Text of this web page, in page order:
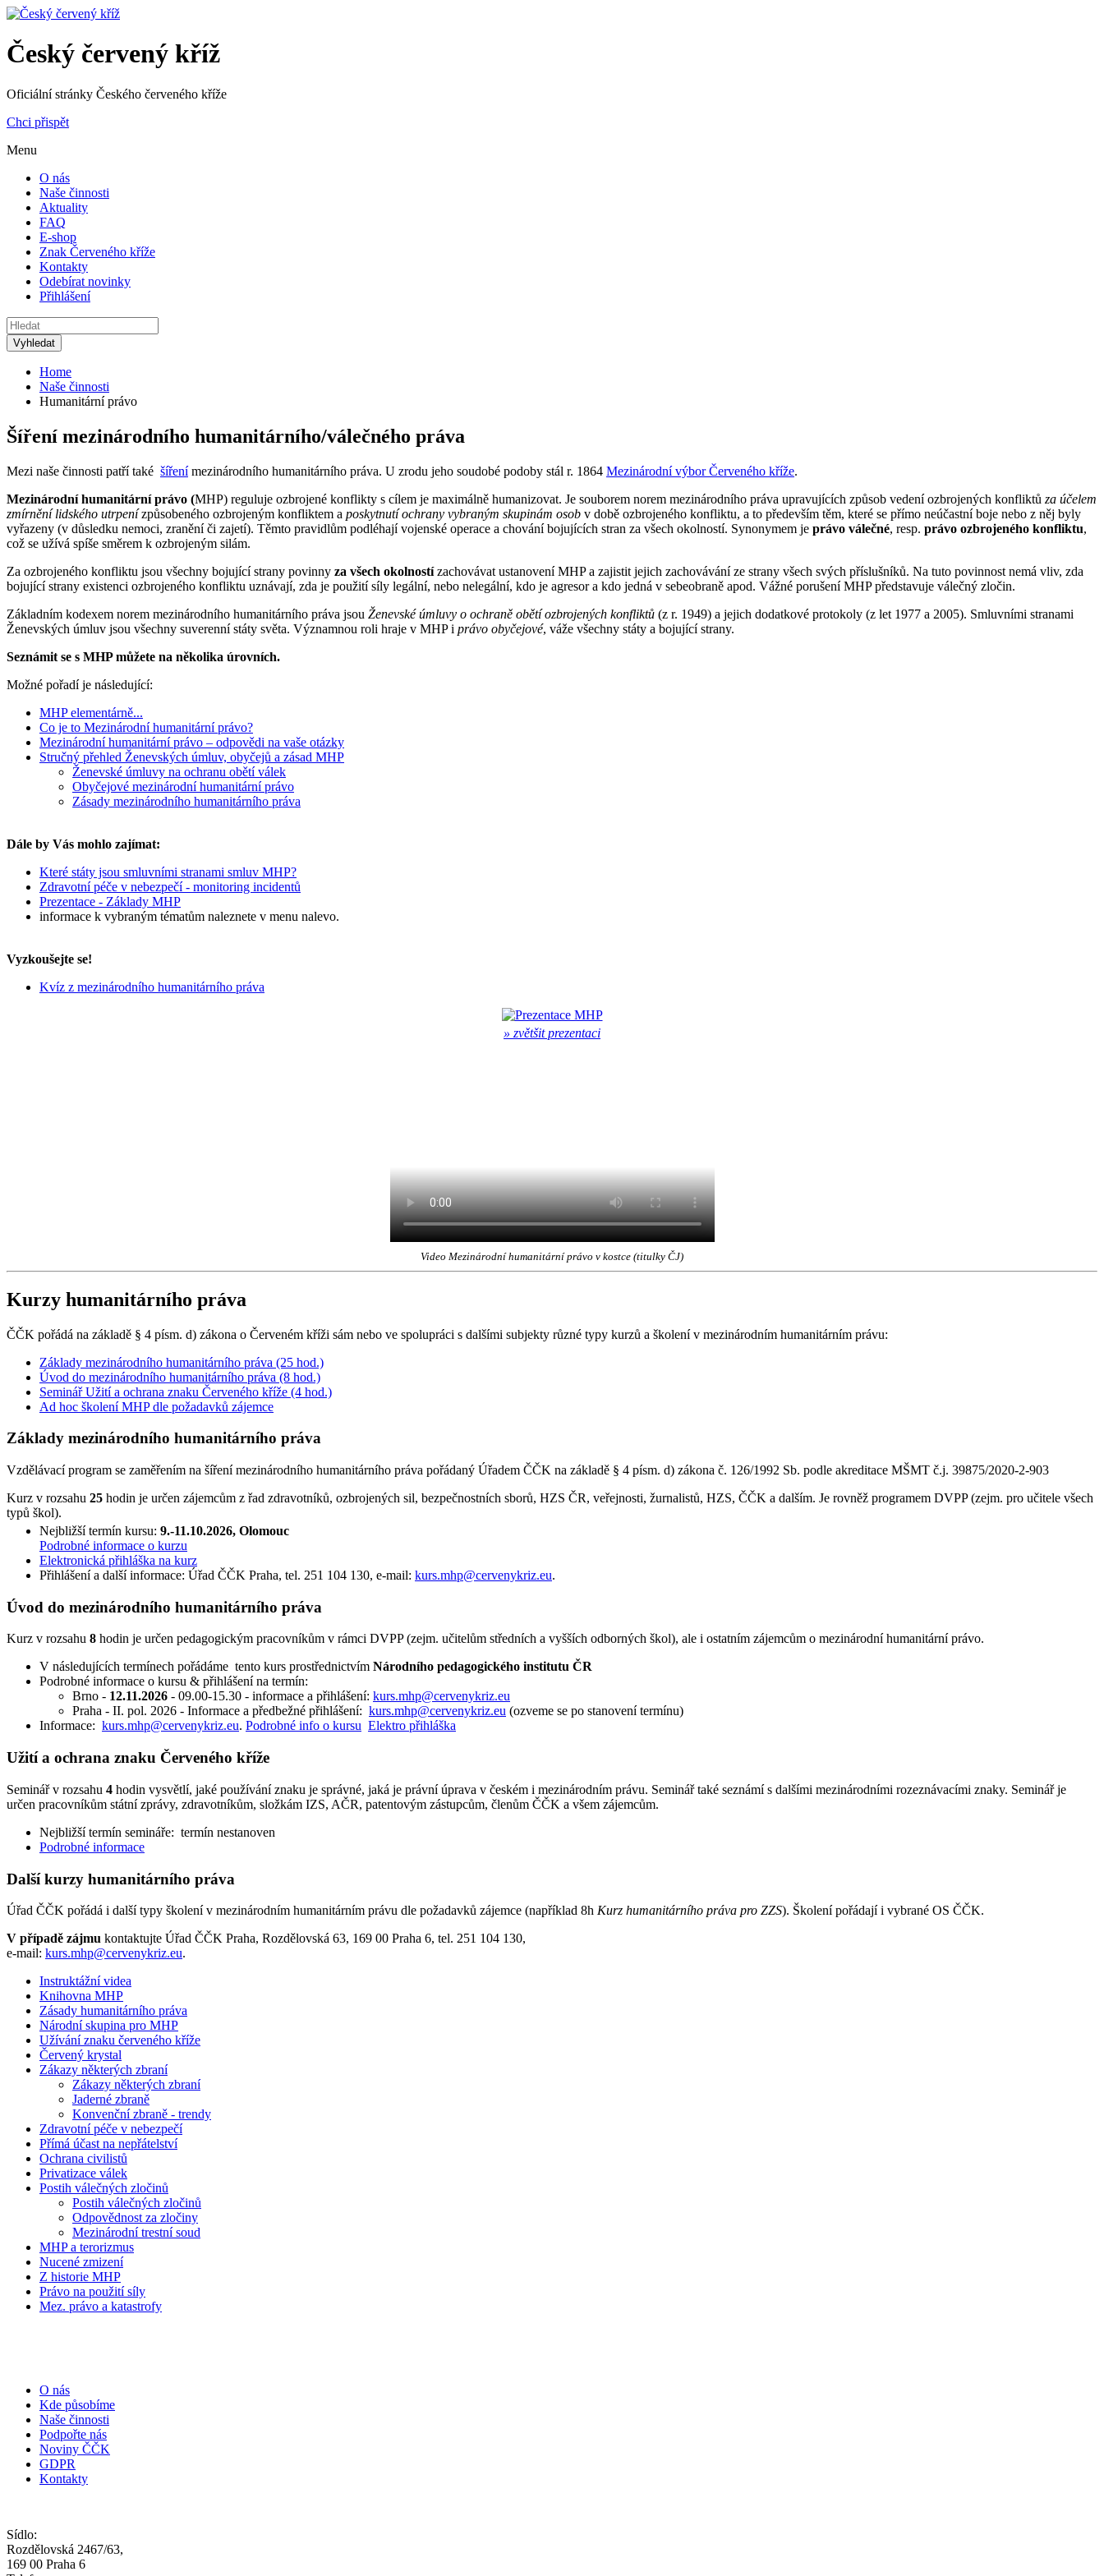
Český červený kříž
Oficiální stránky Českého červeného kříže
Chci přispět
Menu
O nás
Naše činnosti
Aktuality
FAQ
E-shop
Znak Červeného kříže
Kontakty
Odebírat novinky
Přihlášení
Home
Naše činnosti
Humanitární právo
Šíření mezinárodního humanitárního/válečného práva
Mezi naše činnosti patří také šířenímezinárodního humanitárního práva. U zrodu jeho soudobé podoby stál r. 1864 Mezinárodní výbor Červeného kříže.
Mezinárodní humanitární právo (MHP) reguluje ozbrojené konflikty s cílem je maximálně humanizovat. Je souborem norem mezinárodního práva upravujících způsob vedení ozbrojených konfliktů za účelem
zmírnění lidského utrpenízpůsobeného ozbrojeným konfliktem a poskytnutí ochrany vybraným skupinám osob v době ozbrojeného konfliktu, a to především těm, které se přímo neúčastní boje nebo z něj byly
vyřazeny (v důsledku nemoci, zranění či zajetí). Těmto pravidlům podléhají vojenské operace a chování bojujících stran za všech okolností. Synonymem je právo válečné, resp. právo ozbrojeného konfliktu,
což se užívá spíše směrem k ozbrojeným silám.
Za ozbrojeného konfliktu jsou všechny bojující strany povinny za všech okolnostízachovávat ustanovení MHP a zajistit jejich zachovávání ze strany všech svých příslušníků. Na tuto povinnost nemá vliv, zda
bojující strany existenci ozbrojeného konfliktu uznávají, zda je použití síly legální, nebo nelegální, kdo je agresor a kdo jedná v sebeobraně apod. Vážné porušení MHP představuje válečný zločin.
Základním kodexem norem mezinárodního humanitárního práva jsou Ženevské úmluvy o ochraně obětí ozbrojených konfliktů (z r. 1949) a jejich dodatkové protokoly (z let 1977 a 2005). Smluvními stranami
Ženevských úmluv jsou všechny suverenní státy světa. Významnou roli hraje v MHP i právo obyčejové, váže všechny státy a bojující strany.
Seznámit se s MHP můžete na několika úrovních.
Možné pořadí je následující:
MHP elementárně...
Co je to Mezinárodní humanitární právo?
Mezinárodní humanitární právo – odpovědi na vaše otázky
Stručný přehled Ženevských úmluv, obyčejů a zásad MHP
Ženevské úmluvy na ochranu obětí válek
Obyčejové mezinárodní humanitární právo
Zásady mezinárodního humanitárního práva
Dále by Vás mohlo zajímat:
Které státy jsou smluvními stranami smluv MHP?
Zdravotní péče v nebezpečí - monitoring incidentů
Prezentace - Základy MHP
informace k vybraným tématům naleznete v menu nalevo.
Vyzkoušejte se!
Kvíz z mezinárodního humanitárního práva
» zvětšit prezentaci
Video Mezinárodní humanitární právo v kostce (titulky ČJ)
Kurzy humanitárního práva
ČČK pořádá na základě § 4 písm. d) zákona o Červeném kříži sám nebo ve spolupráci s dalšími subjekty různé typy kurzů a školení v mezinárodním humanitárním právu:
Základy mezinárodního humanitárního práva (25 hod.)
Úvod do mezinárodního humanitárního práva (8 hod.)
Seminář Užití a ochrana znaku Červeného kříže (4 hod.)
Ad hoc školení MHP dle požadavků zájemce
Základy mezinárodního humanitárního práva
Vzdělávací program se zaměřením na šíření mezinárodního humanitárního práva pořádaný Úřadem ČČK na základě § 4 písm. d) zákona č. 126/1992 Sb. podle akreditace MŠMT č.j. 39875/2020-2-903
Kurz v rozsahu 25 hodin je určen zájemcům z řad zdravotníků, ozbrojených sil, bezpečnostních sborů, HZS ČR, veřejnosti, žurnalistů, HZS, ČČK a dalším. Je rovněž programem DVPP (zejm. pro učitele všech
typů škol).
Nejbližší termín kursu: 9.-11.10.2026, Olomouc
Podrobné informace o kurzu
Elektronická přihláška na kurz
Přihlášení a další informace: Úřad ČČK Praha, tel. 251 104 130, e-mail: kurs.mhp@cervenykriz.eu.
Úvod do mezinárodního humanitárního práva
Kurz v rozsahu 8 hodin je určen pedagogickým pracovníkům v rámci DVPP (zejm. učitelům středních a vyšších odborných škol), ale i ostatním zájemcům o mezinárodní humanitární právo.
V následujících termínech pořádáme tento kurs prostřednictvím Národního pedagogického institutu ČR
Podrobné informace o kursu & přihlášení na termín:
Brno - 12.11.2026 - 09.00-15.30 - informace a přihlášení: kurs.mhp@cervenykriz.eu
Praha - II. pol. 2026 - Informace a předbežné přihlášení: kurs.mhp@cervenykriz.eu (ozveme se po stanovení termínu)
Informace: kurs.mhp@cervenykriz.eu. Podrobné info o kursu Elektro přihláška
Užití a ochrana znaku Červeného kříže
Seminář v rozsahu 4 hodin vysvětlí, jaké používání znaku je správné, jaká je právní úprava v českém i mezinárodním právu. Seminář také seznámí s dalšími mezinárodními rozeznávacími znaky. Seminář je
určen pracovníkům státní zprávy, zdravotníkům, složkám IZS, AČR, patentovým zástupcům, členům ČČK a všem zájemcům.
Nejbližší termín semináře: termín nestanoven
Podrobné informace
Další kurzy humanitárního práva
Úřad ČČK pořádá i další typy školení v mezinárodním humanitárním právu dle požadavků zájemce (například 8h Kurz humanitárního práva pro ZZS). Školení pořádají i vybrané OS ČČK.
V případě zájmu kontaktujte Úřad ČČK Praha, Rozdělovská 63, 169 00 Praha 6, tel. 251 104 130,
e-mail: kurs.mhp@cervenykriz.eu.
Instruktážní videa
Knihovna MHP
Zásady humanitárního práva
Národní skupina pro MHP
Užívání znaku červeného kříže
Červený krystal
Zákazy některých zbraní
Zákazy některých zbraní
Jaderné zbraně
Konvenční zbraně - trendy
Zdravotní péče v nebezpečí
Přímá účast na nepřátelství
Ochrana civilistů
Privatizace válek
Postih válečných zločinů
Postih válečných zločinů
Odpovědnost za zločiny
Mezinárodní trestní soud
MHP a terorizmus
Nucené zmizení
Z historie MHP
Právo na použití síly
Mez. právo a katastrofy
O nás
Kde působíme
Naše činnosti
Podpořte nás
Noviny ČČK
GDPR
Kontakty
Sídlo:
Rozdělovská 2467/63,
169 00 Praha 6